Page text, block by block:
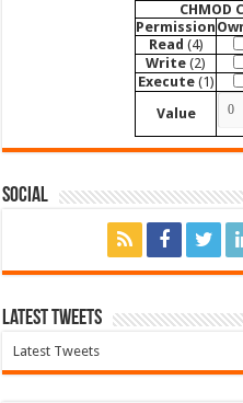
CHMOD
Permission
Read (4)
Write (2)
Execute(1)
Value
Social
Latest Tweets
Latest Tweets